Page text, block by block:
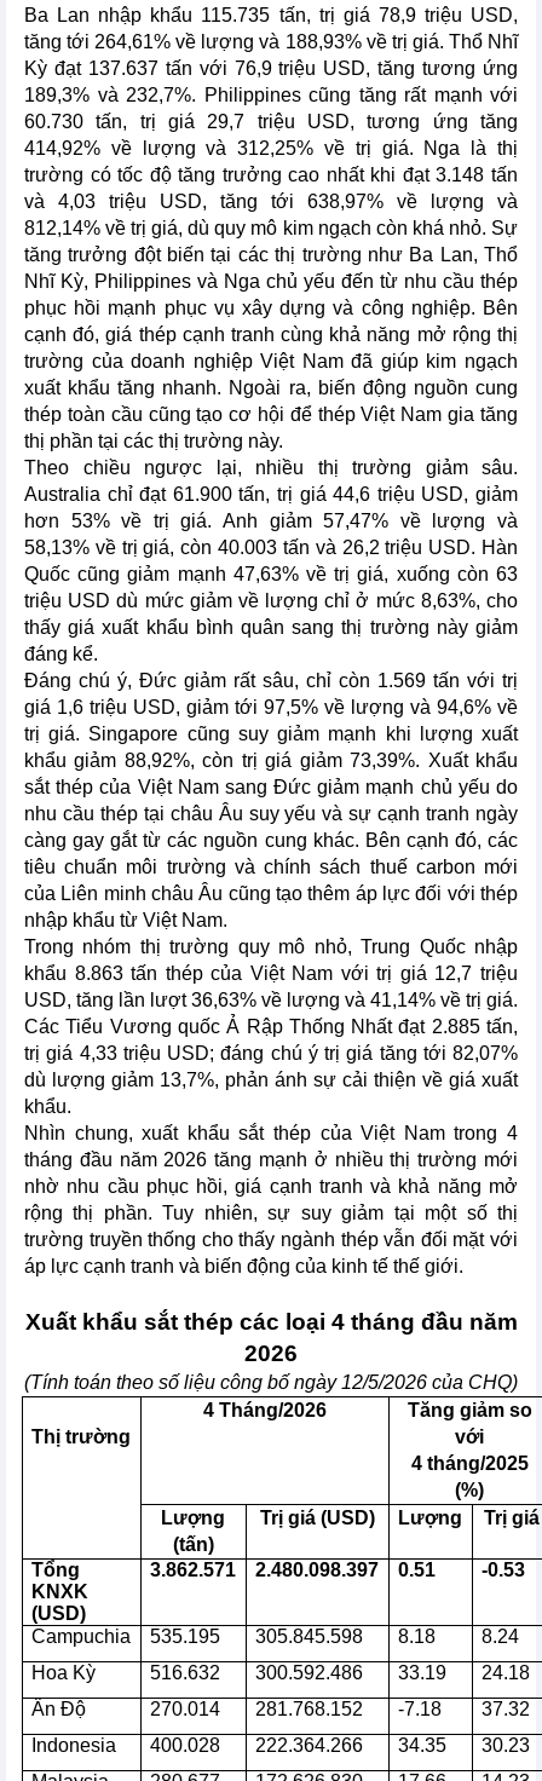
Ba Lan nhập khẩu 115.735 tấn, trị giá 78,9 triệu USD,
tăng tới 264,61% về lượng và 188,93% về trị giá. Thổ Nhĩ
Kỳ đạt 137.637 tấn với 76,9 triệu USD, tăng tương ứng
189,3% và 232,7%. Philippines cũng tăng rất mạnh với
60.730 tấn, trị giá 29,7 triệu USD, tương ứng tăng
414,92% về lượng và 312,25% về trị giá. Nga là thị
trường có tốc độ tăng trưởng cao nhất khi đạt 3.148 tấn
và 4,03 triệu USD, tăng tới 638,97% về lượng và
812,14% về trị giá, dù quy mô kim ngạch còn khá nhỏ. Sự
tăng trưởng đột biến tại các thị trường như Ba Lan, Thổ
Nhĩ Kỳ, Philippines và Nga chủ yếu đến từ nhu cầu thép
phục hồi mạnh phục vụ xây dựng và công nghiệp. Bên
cạnh đó, giá thép cạnh tranh cùng khả năng mở rộng thị
trường của doanh nghiệp Việt Nam đã giúp kim ngạch
xuất khẩu tăng nhanh. Ngoài ra, biến động nguồn cung
thép toàn cầu cũng tạo cơ hội để thép Việt Nam gia tăng
thị phần tại các thị trường này.
Theo chiều ngược lại, nhiều thị trường giảm sâu.
Australia chỉ đạt 61.900 tấn, trị giá 44,6 triệu USD, giảm
hơn 53% về trị giá. Anh giảm 57,47% về lượng và
58,13% về trị giá, còn 40.003 tấn và 26,2 triệu USD. Hàn
Quốc cũng giảm mạnh 47,63% về trị giá, xuống còn 63
triệu USD dù mức giảm về lượng chỉ ở mức 8,63%, cho
thấy giá xuất khẩu bình quân sang thị trường này giảm
đáng kể.
Đáng chú ý, Đức giảm rất sâu, chỉ còn 1.569 tấn với trị
giá 1,6 triệu USD, giảm tới 97,5% về lượng và 94,6% về
trị giá. Singapore cũng suy giảm mạnh khi lượng xuất
khẩu giảm 88,92%, còn trị giá giảm 73,39%. Xuất khẩu
sắt thép của Việt Nam sang Đức giảm mạnh chủ yếu do
nhu cầu thép tại châu Âu suy yếu và sự cạnh tranh ngày
càng gay gắt từ các nguồn cung khác. Bên cạnh đó, các
tiêu chuẩn môi trường và chính sách thuế carbon mới
của Liên minh châu Âu cũng tạo thêm áp lực đối với thép
nhập khẩu từ Việt Nam.
Trong nhóm thị trường quy mô nhỏ, Trung Quốc nhập
khẩu 8.863 tấn thép của Việt Nam với trị giá 12,7 triệu
USD, tăng lần lượt 36,63% về lượng và 41,14% về trị giá.
Các Tiểu Vương quốc Ả Rập Thống Nhất đạt 2.885 tấn,
trị giá 4,33 triệu USD; đáng chú ý trị giá tăng tới 82,07%
dù lượng giảm 13,7%, phản ánh sự cải thiện về giá xuất
khẩu.
Nhìn chung, xuất khẩu sắt thép của Việt Nam trong 4
tháng đầu năm 2026 tăng mạnh ở nhiều thị trường mới
nhờ nhu cầu phục hồi, giá cạnh tranh và khả năng mở
rộng thị phần. Tuy nhiên, sự suy giảm tại một số thị
trường truyền thống cho thấy ngành thép vẫn đối mặt với
áp lực cạnh tranh và biến động của kinh tế thế giới.
Xuất khẩu sắt thép các loại 4tháng đầu năm
2026
(Tính toán theo số liệu công bố ngày 12/5/2026 của CHQ)
Thị trường
4 Tháng/2026
Tăng giảm so
với
4 tháng/2025
(%)
Lượng
(tấn)
Trị giá (USD) Lượng Trị giá
Tổng
KNXK
(USD)
3.862.571 2.480.098.397 0.51 -0.53
Campuchia 535.195 305.845.598 8.18
8.24
Hoa Kỳ
516.632 300.592.486 33.19
24.18
Ấn Độ
270.014 281.768.152 -7.18
37.32
Indonesia
400.028 222.364.266 34.35
30.23